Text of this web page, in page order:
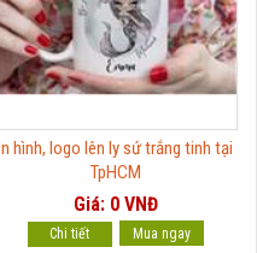
In hình, logo lên ly sứ trắng tinh tại
TpHCM
Giá: 0 VNĐ
Chi tiết